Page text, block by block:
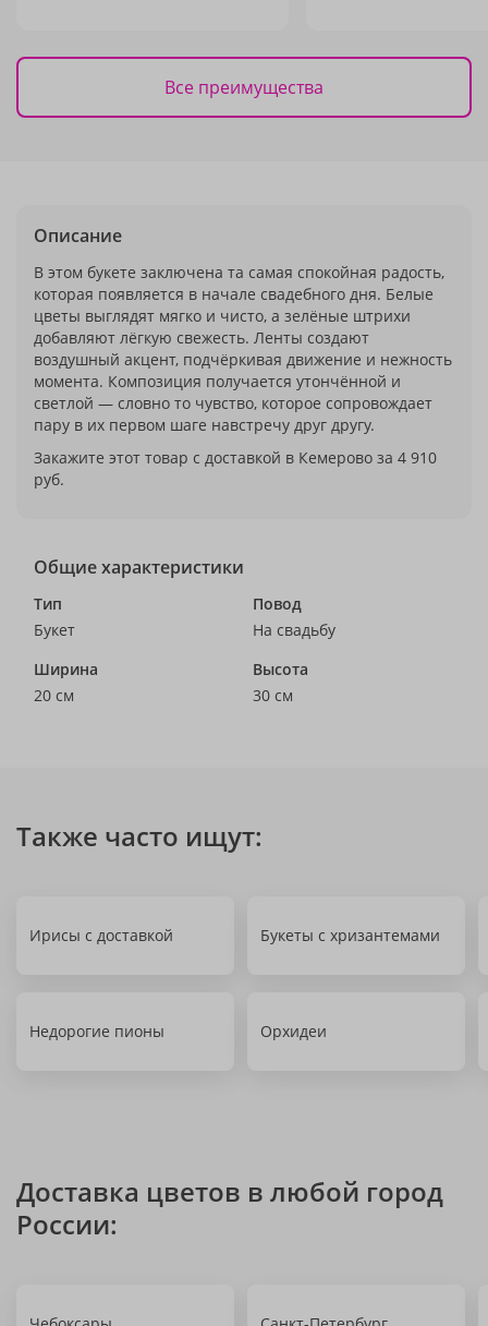
Все преимущества
Описание
В этом букете заключена та самая спокойная радость,
которая появляется в начале свадебного дня. Белые
цветы выглядят мягко и чисто, а зелёные штрихи
добавляют лёгкую свежесть. Ленты создают
воздушный акцент, подчёркивая движение и нежность
момента. Композиция получается утончённой и
светлой — словно то чувство, которое сопровождает
пару в их первом шаге навстречу друг другу.
Закажите этот товар с доставкой в Кемерово за 4 910
руб.
Общие характеристики
Тип
Букет
Повод
На свадьбу
Ширина
20 см
Высота
30 см
Также часто ищут:
Ирисы с доставкой Букеты с хризантемами
Недорогие пионы Орхидеи
Доставка цветов в любой город
России: